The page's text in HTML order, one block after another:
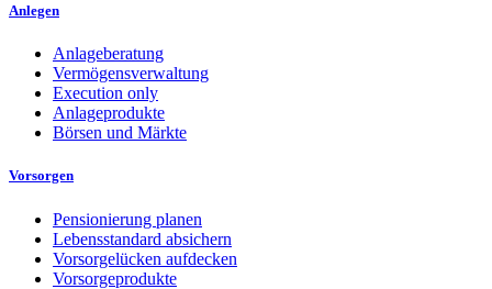
Anlegen
Anlageberatung
Vermögensverwaltung
Execution only
Anlageprodukte
Börsen und Märkte
Vorsorgen
Pensionierung planen
Lebensstandard absichern
Vorsorgelücken aufdecken
Vorsorgeprodukte